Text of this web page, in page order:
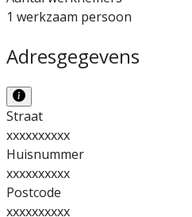
1 werkzaam persoon
Adresgegevens
Straat
xxxxxxxxxx
Huisnummer
xxxxxxxxxx
Postcode
xxxxxxxxxx